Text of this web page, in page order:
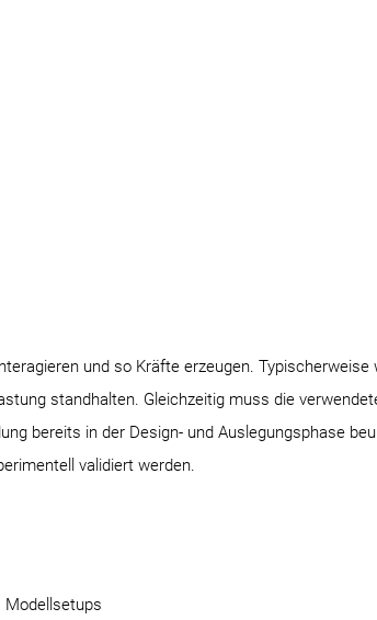
und so Kräfte erzeugen. Typischerweise
standhalten. Gleichzeitig muss die
bereits in der Design- und Auslegungsphase
validiert werden.
Modellsetups